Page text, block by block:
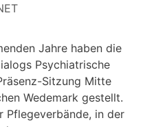
Jahre haben die
Psychiatrische
Sitzung Mitte
Wedemark gestellt.
Pflegeverbände, in der